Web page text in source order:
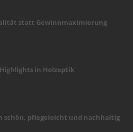
statt Gewinnmaximierung
in Holzoptik
schön, pflegeleicht und nachhaltig